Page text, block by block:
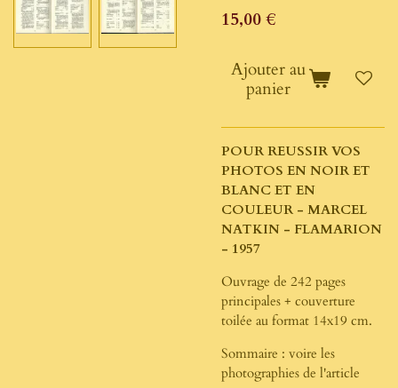
15,00 €
Ajouter au
panier
POUR REUSSIR VOS
PHOTOS EN NOIR ET
BLANC ET EN
COULEUR - MARCEL
NATKIN - FLAMARION
- 1957
Ouvrage de 242 pages
principales + couverture
toilée au format 14x19 cm.
Sommaire : voire les
photographies de l'article